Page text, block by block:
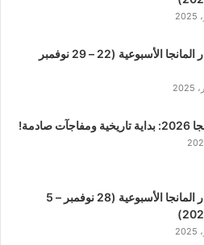
نشرة أخبار المانجا الأسبوعية (22 – 29 نوفمبر
صادمة!
نشرة أخبار المانجا الأسبوعية (28 نوفمبر – 5